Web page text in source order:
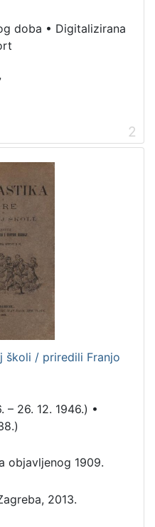
doba • Digitalizirana
2
školi / priredili Franjo
– 26. 12. 1946.) •
objavljenog 1909.
2013.